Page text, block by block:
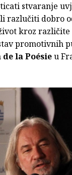
stvaranje
razlučiti dobro
kroz
promotivnih
la Poésieu